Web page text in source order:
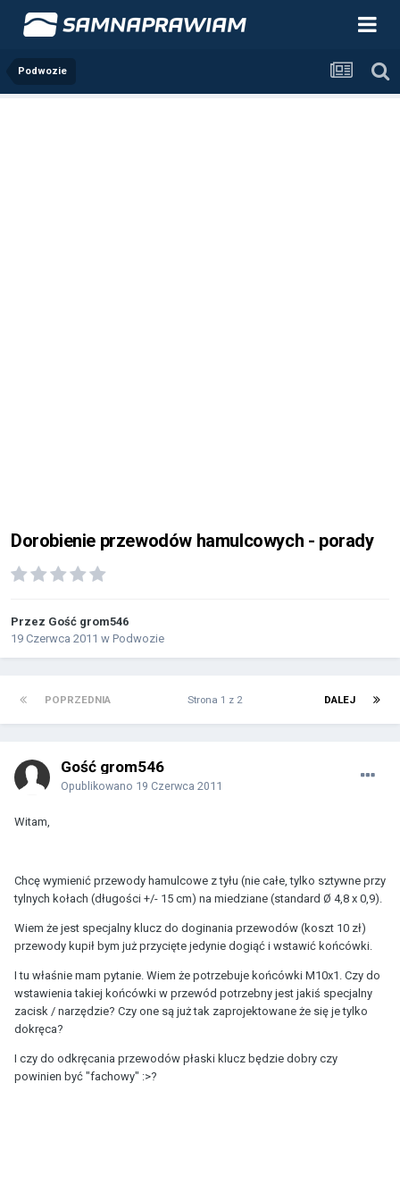
Podwozie
Dorobienie przewodów hamulcowych - porady
Przez Gość grom546
19 Czerwca 2011 w Podwozie
POPRZEDNIA DALEJ
Strona 1 z 2
Gość grom546
Opublikowano 19 Czerwca 2011
Witam,
Chcę wymienić przewody hamulcowe z tyłu (nie całe, tylko sztywne przy
tylnych kołach (długości +/- 15 cm) na miedziane (standard Ø 4,8 x 0,9).
Wiem że jest specjalny klucz do doginania przewodów (koszt 10 zł)
przewody kupił bym już przycięte jedynie dogiąć i wstawić końcówki.
I tu właśnie mam pytanie. Wiem że potrzebuje końcówki M10x1. Czy do
wstawienia takiej końcówki w przewód potrzebny jest jakiś specjalny
zacisk / narzędzie? Czy one są już tak zaprojektowane że się je tylko
dokręca?
I czy do odkręcania przewodów płaski klucz będzie dobry czy
powinien być "fachowy" :>?